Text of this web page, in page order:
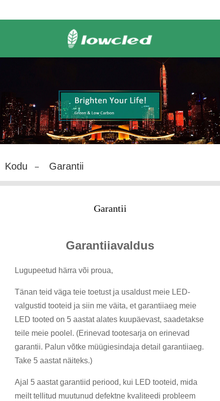
Kodu Garantii
Garantii
Garantiiavaldus
Lugupeetud härra või proua,
Tänan teid väga teie toetust ja usaldust meie LED-
valgustid tooteid ja siin me väita, et garantiiaeg meie
LED tooted on 5 aastat alates kuupäevast, saadetakse
teile meie poolel. (Erinevad tootesarja on erinevad
garantii. Palun võtke müügiesindaja detail garantiiaeg.
Take 5 aastat näiteks.)
Ajal 5 aastat garantiid periood, kui LED tooteid, mida
meilt tellitud muutunud defektne kvaliteedi probleem